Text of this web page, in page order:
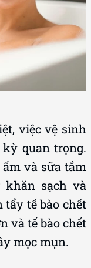
việc vệ sinh
quan trọng.
và sữa tắm
khăn sạch và
tế bào chết
và tế bào chết
mọc mụn.